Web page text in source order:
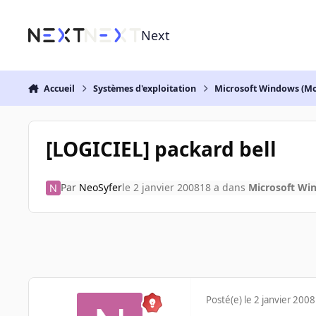
Next
Accueil Systèmes d'exploitation Microsoft Windows
[LOGICIEL] packard bell
Par NeoSyferle 2 janvier 200818 a dans Microsoft
Posté(e) le 2 janvier 2008